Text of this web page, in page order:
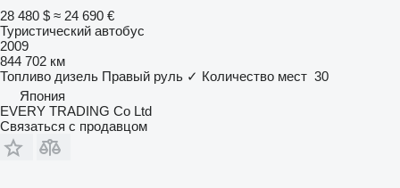
28 480 $ ≈ 24 690 €
Туристический автобус
2009
844 702 км
Топливо дизель Правый руль ✓ Количество мест 30
Япония
EVERY TRADING Co Ltd
Связаться с продавцом